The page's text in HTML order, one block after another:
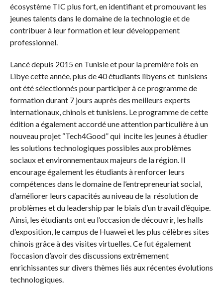
écosystème TIC plus fort, en identifiant et promouvant les
jeunes talents dans le domaine de la technologie et de
contribuer à leur formation et leur développement
professionnel.
Lancé depuis 2015 en Tunisie et pour la première fois en
Libye cette année, plus de 40 étudiants libyens et tunisiens
ont été sélectionnés pour participer à ce programme de
formation durant 7 jours auprès des meilleurs experts
internationaux, chinois et tunisiens. Le programme de cette
édition a également accordé une attention particulière à un
nouveau projet “Tech4Good” qui incite les jeunes à étudier
les solutions technologiques possibles aux problèmes
sociaux et environnementaux majeurs de la région. Il
encourage également les étudiants à renforcer leurs
compétences dans le domaine de l’entrepreneuriat social,
d’améliorer leurs capacités au niveau de la résolution de
problèmes et du leadership par le biais d’un travail d’équipe.
Ainsi, les étudiants ont eu l’occasion de découvrir, les halls
d’exposition, le campus de Huawei et les plus célèbres sites
chinois grâce à des visites virtuelles. Ce fut également
l’occasion d’avoir des discussions extrêmement
enrichissantes sur divers thèmes liés aux récentes évolutions
technologiques.